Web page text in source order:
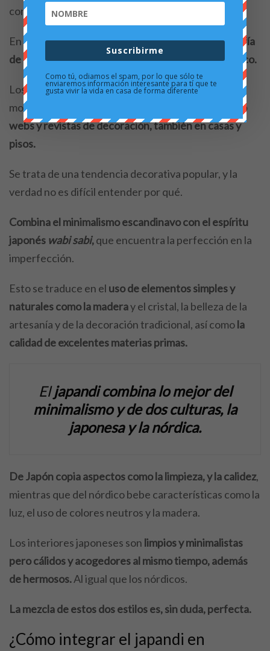
conceptos se combinan para hacer japan-di.
En realidad, es el nombre de unatendencia y filosofía
de diseño en alza que mezcla el estilo zen y el nórdico.
Los expertos en decoración afirman que está de
moda. Y lo cierto, es que
cada vez se ve más, no sólo
webs y revistas de decoración, también en casas y
pisos.
Se trata de una tendencia decorativa popular, y la
verdad no es difícil entender por qué.
Combina el minimalismo escandinavo con el espíritu
japonés wabi sabi,que encuentra la perfección en la
imperfección.
Esto se traduce en el uso de elementos simples y
naturales como la maderay el cristal, la belleza de la
artesanía y de la decoración tradicional, así comola
calidad de excelentes materias primas.
Eljapandi combina lo mejor del
minimalismo y de dos culturas, la
japonesa y la nórdica.
De Japón copia aspectos como la limpieza, y la calidez,
mientras que del nórdico bebe características como la
luz, el uso de colores neutros y la madera.
Los interiores japoneses son limpios y minimalistas
pero cálidos y acogedores al mismo tiempo, además
de hermosos.Al igual que los nórdicos.
La mezcla de estos dos estilos es, sin duda, perfecta.
¿Cómo integrar el japandi en
Suscribirme
Como tú, odiamos el spam, por lo que sólo te
enviaremos información interesante para tí que te
gusta vivir la vida en casa de forma diferente